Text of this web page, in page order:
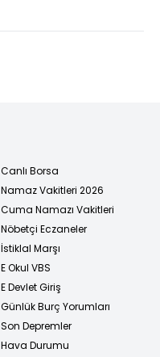
Canlı Borsa
Namaz Vakitleri 2026
Cuma Namazı Vakitleri
Nöbetçi Eczaneler
İstiklal Marşı
E Okul VBS
E Devlet Giriş
Günlük Burç Yorumları
Son Depremler
Hava Durumu